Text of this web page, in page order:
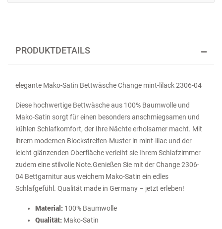
PRODUKTDETAILS
elegante Mako-Satin Bettwäsche Change mint-lilack 2306-04
Diese hochwertige Bettwäsche aus 100% Baumwolle und
Mako-Satin sorgt für einen besonders anschmiegsamen und
kühlen Schlafkomfort, der Ihre Nächte erholsamer macht. Mit
ihrem modernen Blockstreifen-Muster in mint-lilac und der
leicht glänzenden Oberfläche verleiht sie Ihrem Schlafzimmer
zudem eine stilvolle Note.Genießen Sie mit der Change 2306-
04 Bettgarnitur aus weichem Mako-Satin ein edles
Schlafgefühl. Qualität made in Germany – jetzt erleben!
Material: 100% Baumwolle
Qualität: Mako-Satin